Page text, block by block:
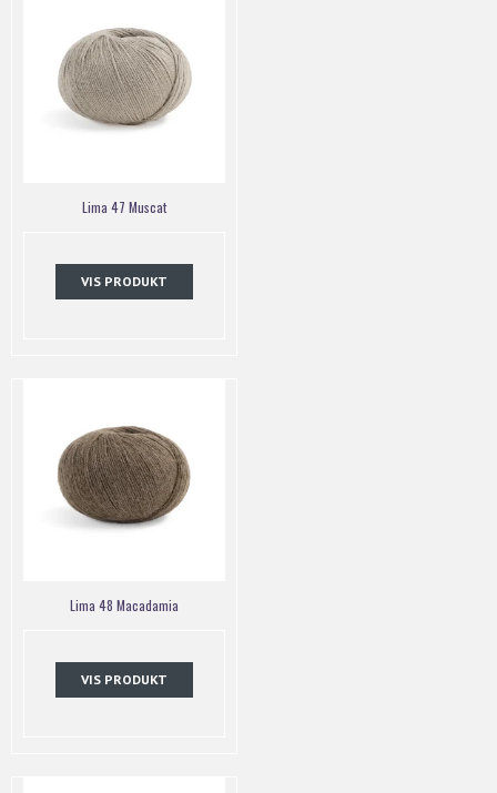
Lima 47 Muscat
VIS PRODUKT
Lima 48 Macadamia
VIS PRODUKT